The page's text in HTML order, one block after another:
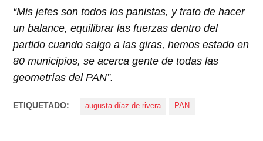
“Mis jefes son todos los panistas, y trato de hacer
un balance, equilibrar las fuerzas dentro del
partido cuando salgo a las giras, hemos estado en
80 municipios, se acerca gente de todas las
geometrías del PAN”.
ETIQUETADO: augusta díaz de rivera PAN